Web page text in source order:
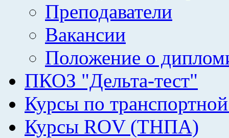
Преподаватели
Вакансии
Положение о
ПКОЗ "Дельта-тест"
Курсы по
Курсы ROV (ТНПА)